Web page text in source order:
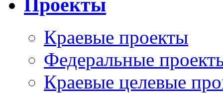
Проекты
Краевые проекты
Федеральные
Краевые целевые